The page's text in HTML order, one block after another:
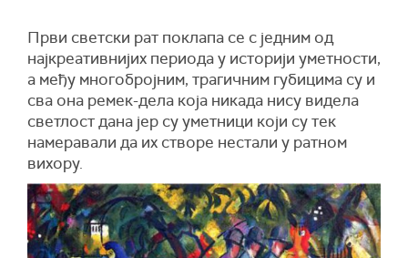
Први светски рат поклапа се с једним од
најкреативнијих периода у историји уметности,
а међу многобројним, трагичним губицима су и
сва она ремек-дела која никада нису видела
светлост дана јер су уметници који су тек
намеравали да их створе нестали у ратном
вихору.